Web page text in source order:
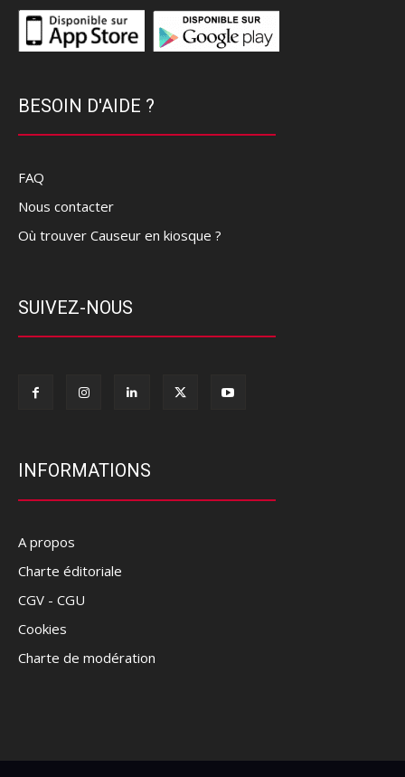
BESOIN D'AIDE ?
FAQ
Nous contacter
Où trouver Causeur en kiosque ?
SUIVEZ-NOUS
INFORMATIONS
A propos
Charte éditoriale
CGV - CGU
Cookies
Charte de modération